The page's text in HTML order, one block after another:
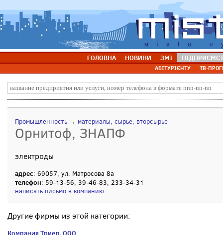
ГОЛОВНА НОВИНИ ЗМІ
АБІТУРІЄНТУ ТВ-
Промышленность → материалы, сырье, вторсырье
Орнитоф, ЗНАПФ
электроды
адрес: 69057, ул. Матросова 8а
телефон: 59-13-56, 39-46-83, 233-34-31
написать письмо в компанию
Другие фирмы из этой категории:
Компания Триел, ООО